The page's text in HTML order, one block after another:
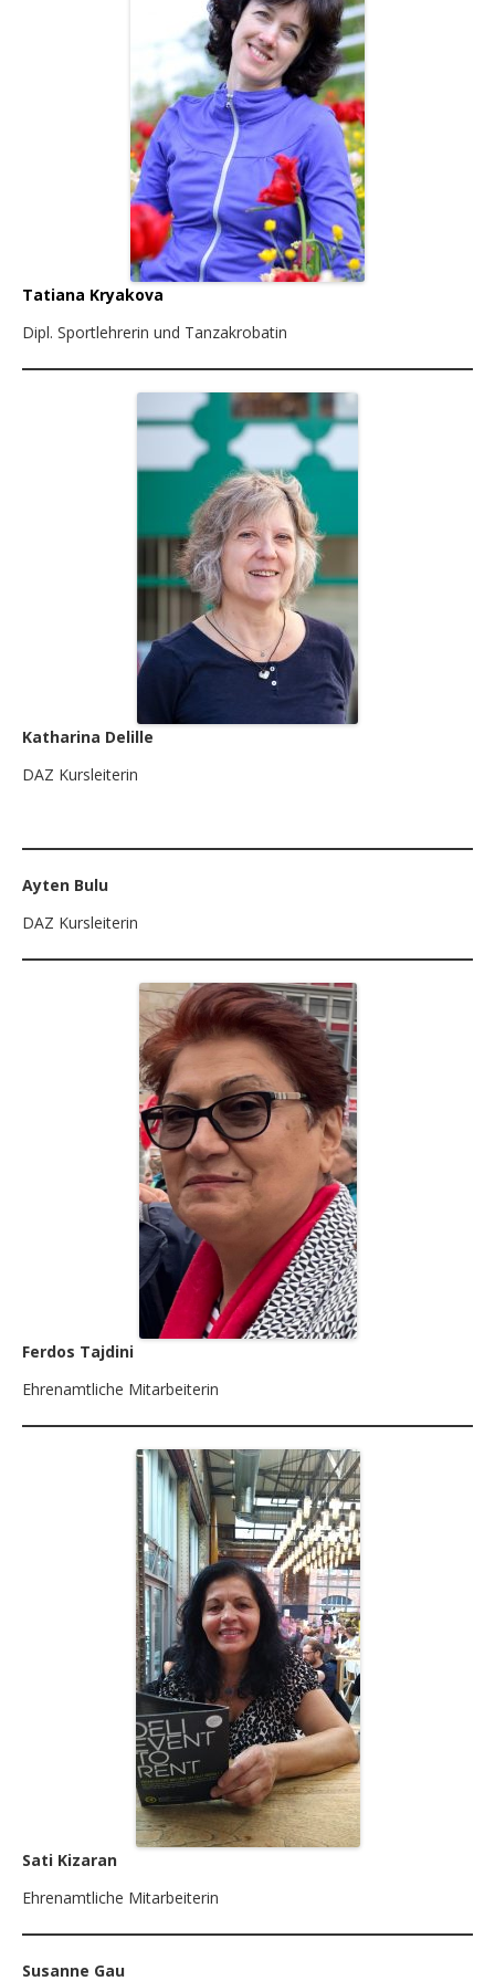
2022 Neue Energien für neue Zeiten
Ausflüge 2020 – 2023
2019
2018 – 2020 Stadtteileltern in Köln
Aus den Vorjahren
Tatiana Kryakova
Dipl. Sportlehrerin und Tanzakrobatin
Katharina Delille
DAZ Kursleiterin
Ayten Bulu
DAZ Kursleiterin
Ferdos Tajdini
Ehrenamtliche Mitarbeiterin
Sati Kizaran
Ehrenamtliche Mitarbeiterin
Susanne Gau